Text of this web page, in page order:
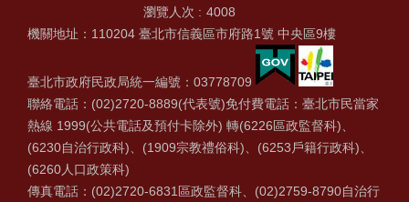
瀏覽人次
4008
機關地址：110204 臺北市信義區市府路1號 中央區9樓
臺北市政府民政局統一編號：03778709
聯絡電話：(02)2720-8889(代表號)免付費電話：臺北市民當家
熱線 1999(公共電話及預付卡除外) 轉(6226區政監督科)、
(6230自治行政科)、(1909宗教禮俗科)、(6253戶籍行政科)、
(6260人口政策科)
傳真電話：(02)2720-6831區政監督科、(02)2759-8790自治行